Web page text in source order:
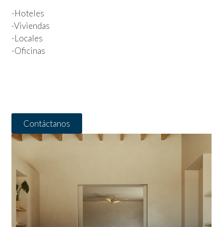
-Hoteles
-Viviendas
-Locales
-Oficinas
Contáctanos